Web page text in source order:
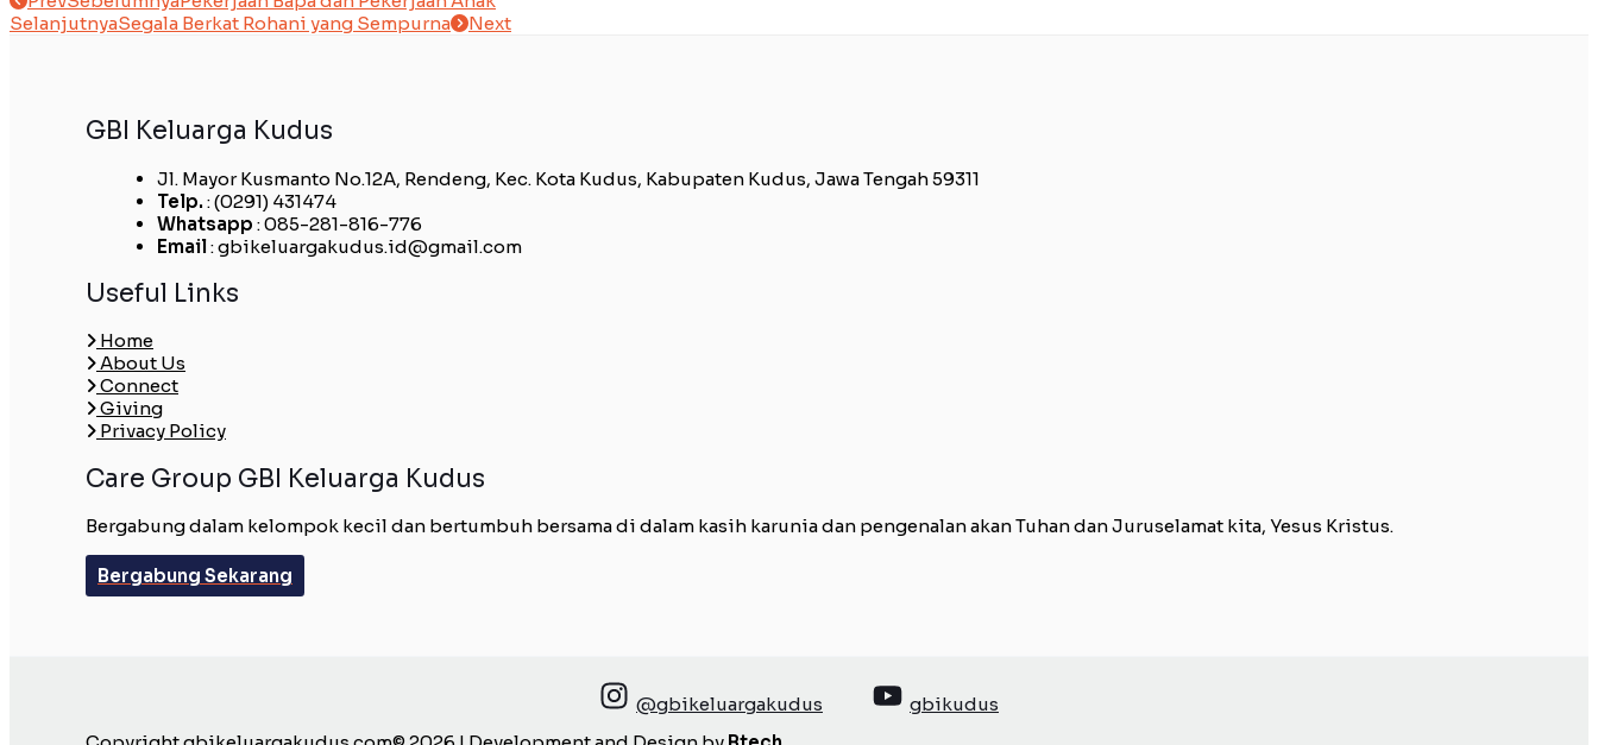
SelanjutnyaSegala Berkat Rohani yang Sempurna Next
GBI Keluarga Kudus
Jl. Mayor Kusmanto No.12A, Rendeng, Kec. Kota Kudus, Kabupaten Kudus, Jawa Tengah 59311
Telp. : (0291) 431474
Whatsapp : 085-281-816-776
Email: gbikeluargakudus.id@gmail.com
Useful Links
Home
About Us
Connect
Giving
Privacy Policy
Care Group GBI Keluarga Kudus
Bergabung dalam kelompok kecil dan bertumbuh bersama di dalam kasih karunia dan pengenalan akan Tuhan dan Juruselamat kita, Yesus Kristus.
Bergabung Sekarang
@gbikeluargakudus
gbikudus